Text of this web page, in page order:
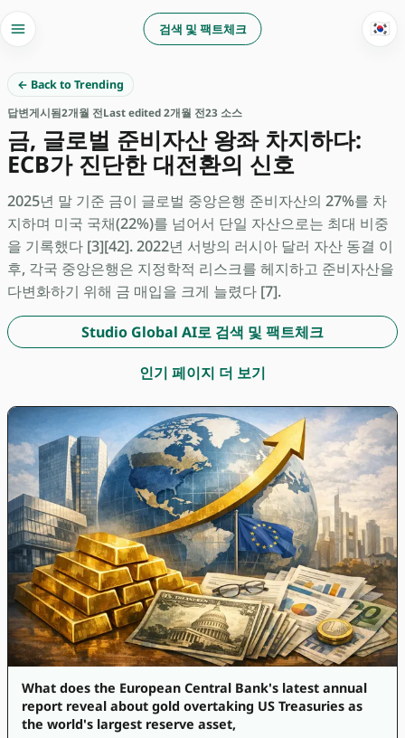
검색 및 팩트체크 🇰🇷
← Back to Trending
답변게시됨2개월 전Last edited 2개월 전23 소스
금, 글로벌 준비자산 왕좌 차지하다:
ECB가 진단한 대전환의 신호
2025년 말 기준 금이 글로벌 중앙은행 준비자산의 27%를 차
지하며 미국 국채(22%)를 넘어서 단일 자산으로는 최대 비중
을 기록했다 [3][42]. 2022년 서방의 러시아 달러 자산 동결 이
후, 각국 중앙은행은 지정학적 리스크를 헤지하고 준비자산을
다변화하기 위해 금 매입을 크게 늘렸다 [7].
Studio Global AI로 검색 및 팩트체크
인기 페이지 더 보기
What does the European Central Bank's latest annual
report reveal about gold overtaking US Treasuries as
the world's largest reserve asset,